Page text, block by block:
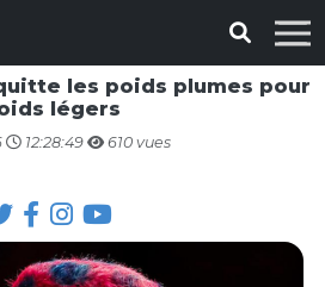
les poids plumes pour
légers
12:28:49
610 vues